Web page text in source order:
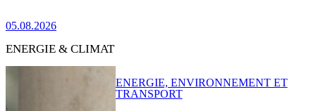
05.08.2026
ENERGIE & CLIMAT
ENERGIE, ENVIRONNEMENT ET
TRANSPORT